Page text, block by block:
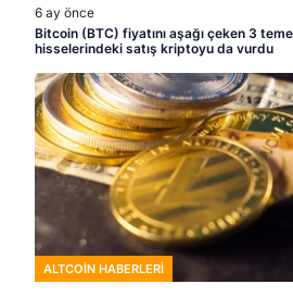
6 ay önce
Bitcoin (BTC) fiyatını aşağı çeken 3
hisselerindeki satış kriptoyu da vurdu
ALTCOIN HABERLERI